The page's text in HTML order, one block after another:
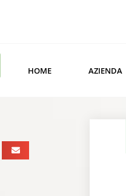
HOME AZIENDA